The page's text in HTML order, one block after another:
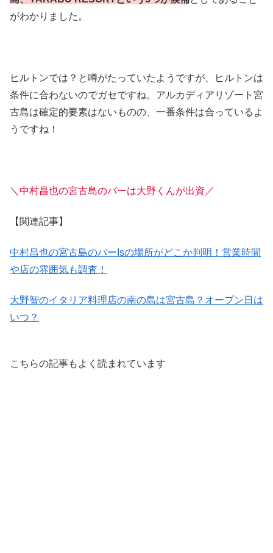
がわかりました。
ヒルトンでは？と噂がたっていたようですが、ヒルトンは
条件に合わないのでガセですね。アルカディアリゾート宮
古島は確定的要素はないものの、一番条件は合っているよ
うですね！
＼中村昌也の宮古島のバーは大野くんが出資／
【関連記事】
中村昌也の宮古島のバーIsの場所がどこか判明！営業時間
や店の雰囲気も調査！
大野智のイタリア料理店の南の島は宮古島？オープン日は
いつ？
こちらの記事もよく読まれています